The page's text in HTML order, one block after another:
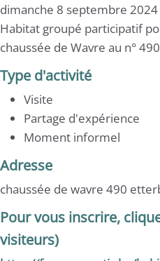
dimanche 8 septembre 2024
Habitat groupé participatif
chaussée de Wavre au n°
Type d'activité
Visite
Partage d'expérience
Moment informel
Adresse
chaussée de wavre 490
Pour vous inscrire,
visiteurs)